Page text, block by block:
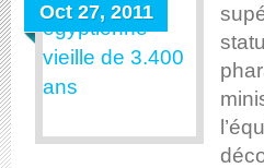
Oct 27, 2011